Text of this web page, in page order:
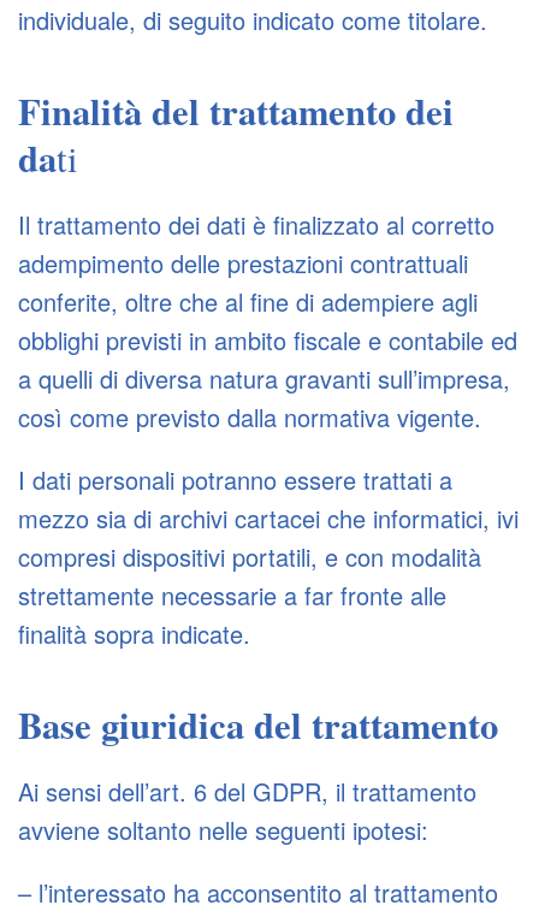
individuale, di seguito indicato come titolare.
Finalità del trattamento dei
dati
Il trattamento dei dati è finalizzato al corretto
adempimento delle prestazioni contrattuali
conferite, oltre che al fine di adempiere agli
obblighi previsti in ambito fiscale e contabile ed
a quelli di diversa natura gravanti sull’impresa,
così come previsto dalla normativa vigente.
I dati personali potranno essere trattati a
mezzo sia di archivi cartacei che informatici, ivi
compresi dispositivi portatili, e con modalità
strettamente necessarie a far fronte alle
finalità sopra indicate.
Base giuridica del trattamento
Ai sensi dell’art. 6 del GDPR, il trattamento
avviene soltanto nelle seguenti ipotesi:
– l’interessato ha acconsentito al trattamento